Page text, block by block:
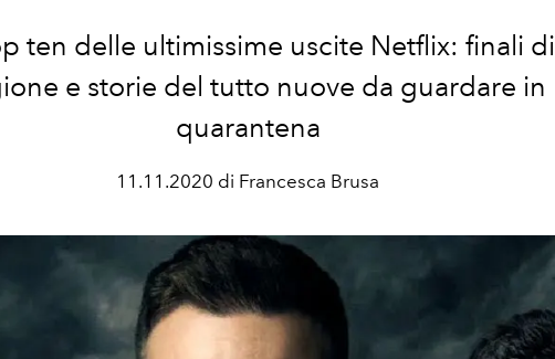
ten delle ultimissime uscite Netflix: finali di
e storie del tutto nuove da guardare in
quarantena
11.11.2020 di Francesca Brusa